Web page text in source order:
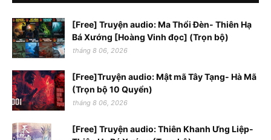
[Free] Truyện audio: Ma Thổi Đèn- Thiên Hạ
Bá Xướng [Hoàng Vinh đọc] (Trọn bộ)
tháng 8 06, 2026
[Free]Truyện audio: Mật mã Tây Tạng- Hà Mã
(Trọn bộ 10 Quyển)
tháng 8 06, 2026
[Free] Truyện audio: Thiên Khanh Ưng Liệp-